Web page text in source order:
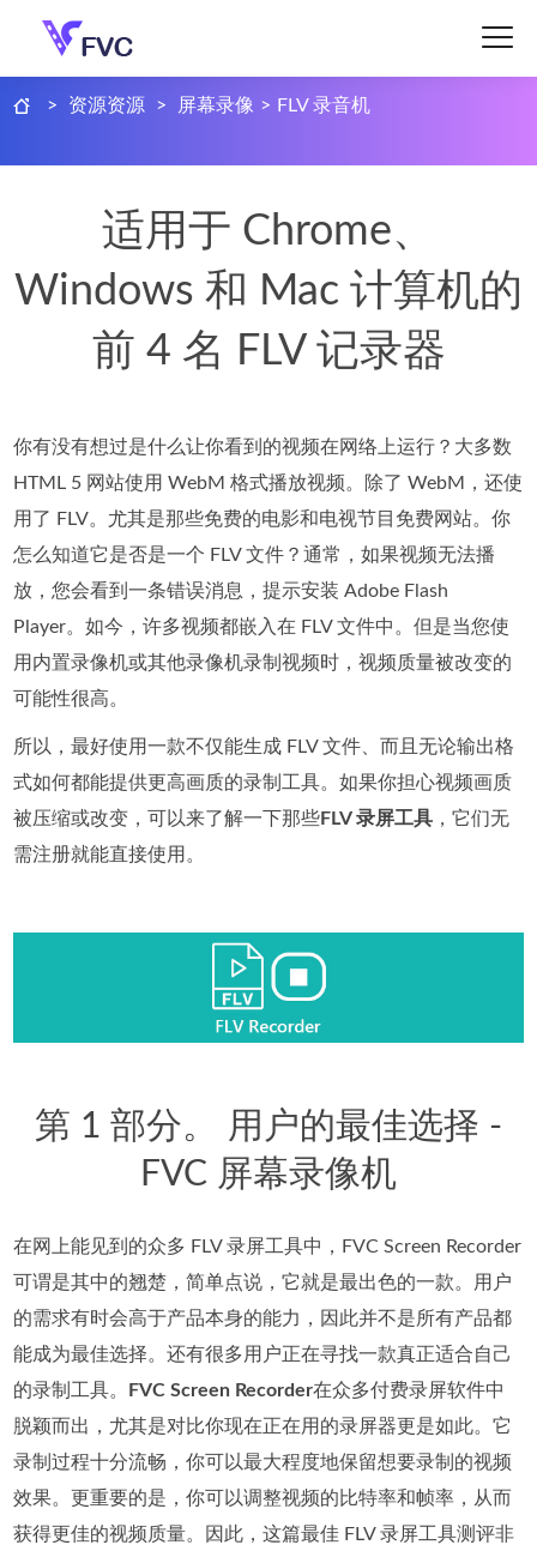
> 资源资源 > 屏幕录像 > FLV 录音机
适用于 Chrome、
Windows 和 Mac 计算机的
前 4 名 FLV 记录器
你有没有想过是什么让你看到的视频在网络上运行？大多数
HTML 5 网站使用 WebM 格式播放视频。除了 WebM，还使
用了 FLV。尤其是那些免费的电影和电视节目免费网站。你
怎么知道它是否是一个 FLV 文件？通常，如果视频无法播
放，您会看到一条错误消息，提示安装 Adobe Flash
Player。如今，许多视频都嵌入在 FLV 文件中。但是当您使
用内置录像机或其他录像机录制视频时，视频质量被改变的
可能性很高。
所以，最好使用一款不仅能生成 FLV 文件、而且无论输出格
式如何都能提供更高画质的录制工具。如果你担心视频画质
被压缩或改变，可以来了解一下那些FLV 录屏工具 ，它们无
需注册就能直接使用。
第 1 部分。 用户的最佳选择 -
FVC 屏幕录像机
在网上能见到的众多 FLV 录屏工具中，FVC Screen Recorder
可谓是其中的翘楚，简单点说，它就是最出色的一款。用户
的需求有时会高于产品本身的能力，因此并不是所有产品都
能成为最佳选择。还有很多用户正在寻找一款真正适合自己
的录制工具。
FVC Screen Recorder在众多付费录屏软件中
脱颖而出，尤其是对比你现在正在用的录屏器更是如此。它
录制过程十分流畅，你可以最大程度地保留想要录制的视频
效果。更重要的是，你可以调整视频的比特率和帧率，从而
获得更佳的视频质量。因此，这篇最佳 FLV 录屏工具测评非